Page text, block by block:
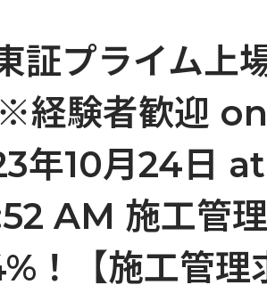
証プライム上
経験者歓迎
年10月24日
AM 施工管
！【施工管理